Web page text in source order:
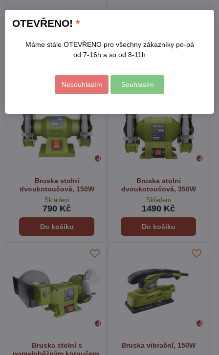
Mini vrtačka/bruska s
transformátorem v kufříku
490 Kč 1490 Kč
Bruska stolní
dvoukotoučová, 150W
Skladem
790 Kč
Do košíku
Bruska stolní
dvoukotoučová, 350W
Skladem
1490 Kč
Do košíku
Bruska stolní s
Bruska vibrační, 150W
OTEVŘENO! *
Máme stále OTEVŘENO pro všechny zákazníky po-pá
od 7-16h a so od 8-11h
Nesouhlasím Souhlasím